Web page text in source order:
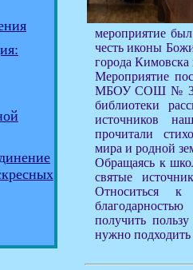
мероприятие
честь иконы
города
Мероприятие
МБОУ СОШ № 3
библиотеки
источников
прочитали
мира и родной
Обращаясь к
святые
Относиться
получить
нужно подходить